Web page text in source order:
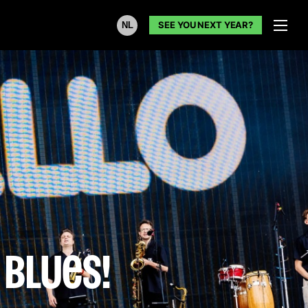
NL SEE YOU NEXT YEAR?
weekend!